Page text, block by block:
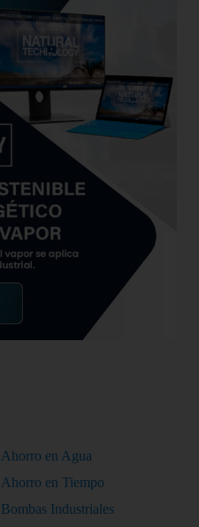
Ahorro en Agua
Ahorro en Tiempo
Bombas Industriales